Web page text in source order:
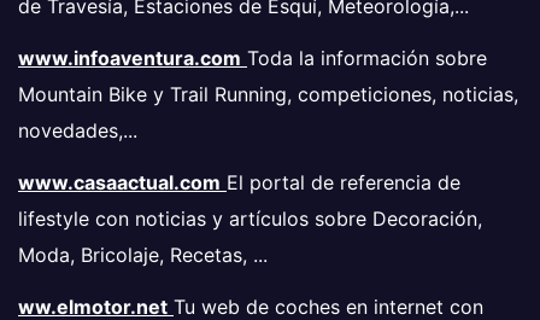
de Travesía, Estaciones de Esquí, Meteorología,...
www.infoaventura.com Toda la información sobre
Mountain Bike y Trail Running, competiciones, noticias,
novedades,...
www.casaactual.com El portal de referencia de
lifestyle con noticias y artículos sobre Decoración,
Moda, Bricolaje, Recetas, ...
ww.elmotor.net Tu web de coches en internet con